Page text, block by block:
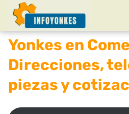
Yonkes en
Direcciones,
piezas y